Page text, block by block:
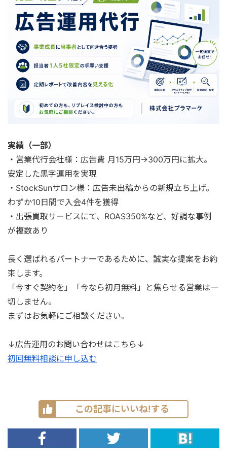
実績（一部）
・営業代行会社様：広告費 月15万円→300万円に拡大。
安定した黒字運用を実現
・StockSunサロン様：広告未出稿からの新規立ち上げ。
わずか10日間で入会4件を獲得
・出張買取サービスにて、ROAS350%など、好調な事例
が複数あり
長く選ばれるパートナーであるために、誠実な提案をお約
束します。
「今すぐ契約を」「今なら初月無料」と焦らせる営業は一
切しません。
まずはお気軽にご相談ください。
↓広告運用のお問い合わせはこちら↓
初回無料相談に申し込む
この記事にいいね!する